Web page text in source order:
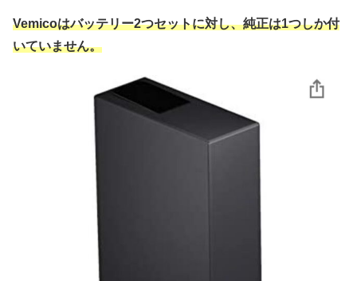
Vemicoはバッテリー2つセットに対し、純正は1つしか付
いていません。